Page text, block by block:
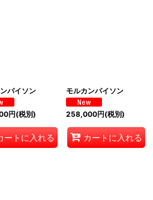
パイソン
円(税別)
ートに入れる
モルカンパイソン
258,000円(税別)
カートに入れる